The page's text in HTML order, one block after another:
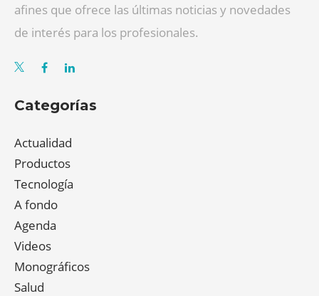
afines que ofrece las últimas noticias y novedades
de interés para los profesionales.
Categorías
Actualidad
Productos
Tecnología
A fondo
Agenda
Videos
Monográficos
Salud